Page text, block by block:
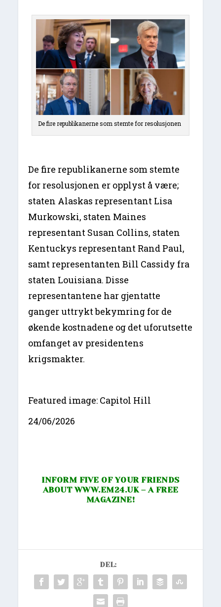
De fire republikanerne som stemte for resolusjonen
De fire republikanerne som stemte
for resolusjonen er opplyst å være;
staten Alaskas representant Lisa
Murkowski, staten Maines
representant Susan Collins, staten
Kentuckys representant Rand Paul,
samt representanten Bill Cassidy fra
staten Louisiana. Disse
representantene har gjentatte
ganger uttrykt bekymring for de
økende kostnadene og det uforutsette
omfanget av presidentens
krigsmakter.
Featured image: Capitol Hill
24/06/2026
INFORM FIVE OF YOUR FRIENDS
ABOUTWWW.EM24.UK– A FREE
MAGAZINE!
DEL: